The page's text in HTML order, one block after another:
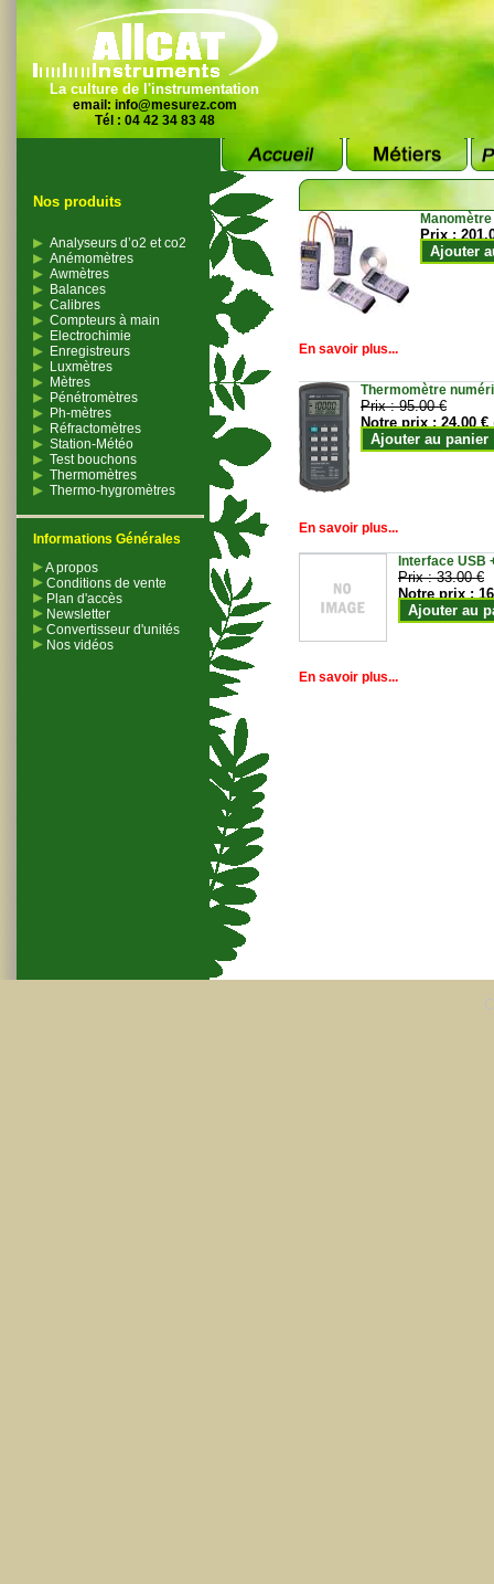
La culture de l'instrumentation
email: info@mesurez.com
Tél : 04 42 34 83 48
Nos produits
Analyseurs d’o2 et co2
Anémomètres
Awmètres
Balances
Calibres
Compteurs à main
Electrochimie
Enregistreurs
Luxmètres
Mètres
Pénétromètres
Ph-mètres
Réfractomètres
Station-Météo
Test bouchons
Thermomètres
Thermo-hygromètres
Informations Générales
A propos
Conditions de vente
Plan d'accès
Newsletter
Convertisseur d'unités
Nos vidéos
Prix :
Ajouter
En savoir plus...
Thermomètre
Prix :95.00 €
Notre prix :24.00 €
Ajouter au panier
En savoir plus...
Interface USB
Prix :33.00 €
Notre prix :
Ajouter au
En savoir plus...